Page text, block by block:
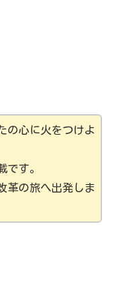
の心に火をつけよ
です。
革の旅へ出発しま